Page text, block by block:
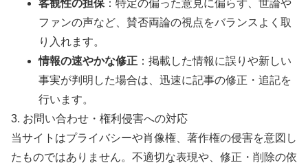
客観性の担保：特定の偏った意見に偏らず、世論や
ファンの声など、賛否両論の視点をバランスよく取
り入れます。
情報の速やかな修正 ：掲載した情報に誤りや新しい
事実が判明した場合は、迅速に記事の修正・追記を
行います。
3. お問い合わせ・権利侵害への対応
当サイトはプライバシーや肖像権、著作権の侵害を意図し
たものではありません。不適切な表現や、修正・削除の依